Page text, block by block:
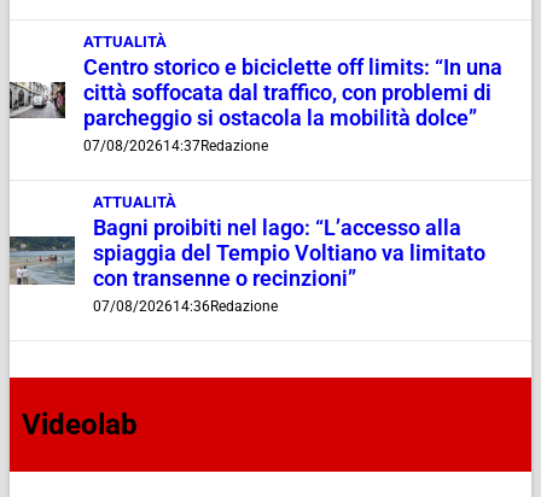
ATTUALITÀ
Centro storico e biciclette off limits: “In una
città soffocata dal traffico, con problemi di
parcheggio si ostacola la mobilità dolce”
07/08/202614:37Redazione
ATTUALITÀ
Bagni proibiti nel lago: “L’accesso alla
spiaggia del Tempio Voltiano va limitato
con transenne o recinzioni”
07/08/202614:36Redazione
Videolab